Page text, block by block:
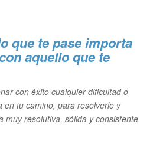
que te pase importa
aquello que te
con éxito cualquier dificultad o
en tu camino, para resolverlo y
resolutiva, sólida y consistente